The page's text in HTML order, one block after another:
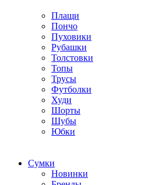
Плащи
Пончо
Пуховики
Рубашки
Толстовки
Топы
Трусы
Футболки
Худи
Шорты
Шубы
Юбки
Cумки
Новинки